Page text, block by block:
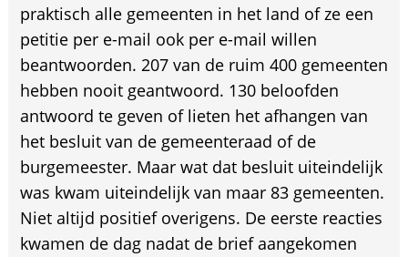
praktisch alle gemeenten in het land of ze een
petitie per e-mail ook per e-mail willen
beantwoorden. 207 van de ruim 400 gemeenten
hebben nooit geantwoord. 130 beloofden
antwoord te geven of lieten het afhangen van
het besluit van de gemeenteraad of de
burgemeester. Maar wat dat besluit uiteindelijk
was kwam uiteindelijk van maar 83 gemeenten.
Niet altijd positief overigens. De eerste reacties
kwamen de dag nadat de brief aangekomen